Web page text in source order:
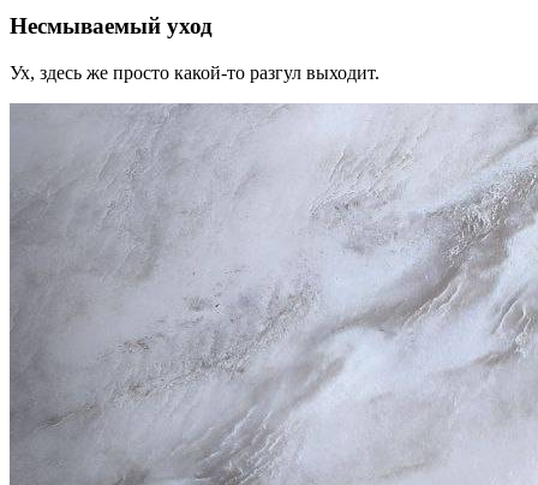
Несмываемый уход
Ух, здесь же просто какой-то разгул выходит.